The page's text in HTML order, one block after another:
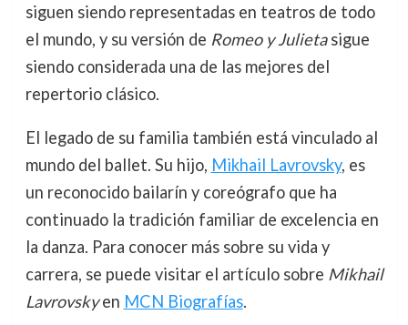
siguen siendo representadas en teatros de todo
el mundo, y su versión de Romeo y Julietasigue
siendo considerada una de las mejores del
repertorio clásico.
El legado de su familia también está vinculado al
mundo del ballet. Su hijo, Mikhail Lavrovsky, es
un reconocido bailarín y coreógrafo que ha
continuado la tradición familiar de excelencia en
la danza. Para conocer más sobre su vida y
carrera, se puede visitar el artículo sobre Mikhail
Lavrovskyen MCN Biografías.